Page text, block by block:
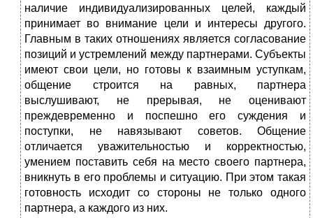
наличие индивидуализированных целей, каждый
принимает во внимание цели и интересы другого.
Главным в таких отношениях является согласование
позиций и устремлений между партнерами. Субъекты
имеют свои цели, но готовы к взаимным уступкам,
общение строится на равных, партнера
выслушивают, не прерывая, не оценивают
преждевременно и поспешно его суждения и
поступки, не навязывают советов. Общение
отличается уважительностью и корректностью,
умением поставить себя на место своего партнера,
вникнуть в его проблемы и ситуацию. При этом такая
готовность исходит со стороны не только одного
партнера, а каждого из них.